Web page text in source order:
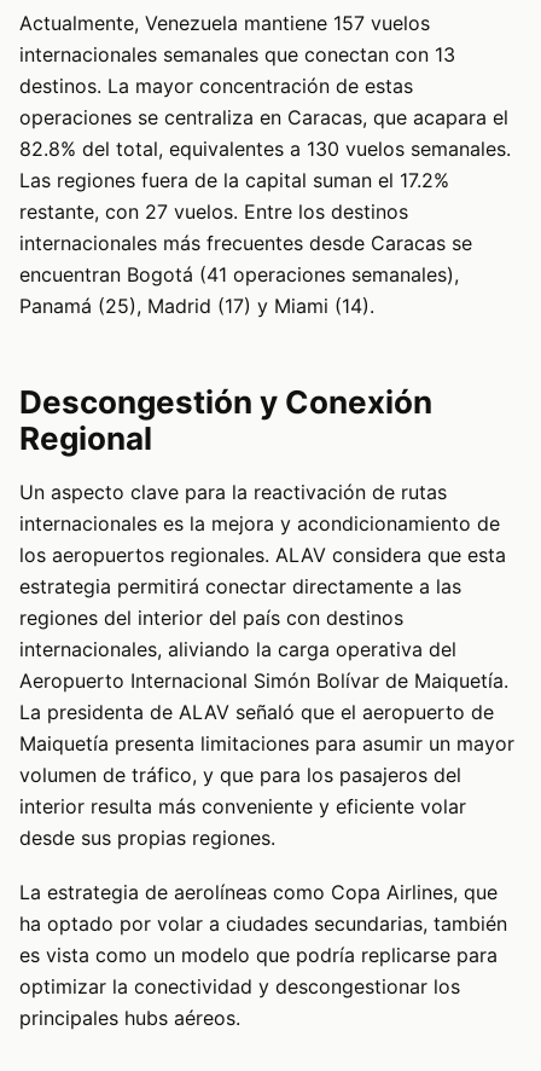
Actualmente, Venezuela mantiene 157 vuelos
internacionales semanales que conectan con 13
destinos. La mayor concentración de estas
operaciones se centraliza en Caracas, que acapara el
82.8% del total, equivalentes a 130 vuelos semanales.
Las regiones fuera de la capital suman el 17.2%
restante, con 27 vuelos. Entre los destinos
internacionales más frecuentes desde Caracas se
encuentran Bogotá (41 operaciones semanales),
Panamá (25), Madrid (17) y Miami (14).
Descongestión y Conexión
Regional
Un aspecto clave para la reactivación de rutas
internacionales es la mejora y acondicionamiento de
los aeropuertos regionales. ALAV considera que esta
estrategia permitirá conectar directamente a las
regiones del interior del país con destinos
internacionales, aliviando la carga operativa del
Aeropuerto Internacional Simón Bolívar de Maiquetía.
La presidenta de ALAV señaló que el aeropuerto de
Maiquetía presenta limitaciones para asumir un mayor
volumen de tráfico, y que para los pasajeros del
interior resulta más conveniente y eficiente volar
desde sus propias regiones.
La estrategia de aerolíneas como Copa Airlines, que
ha optado por volar a ciudades secundarias, también
es vista como un modelo que podría replicarse para
optimizar la conectividad y descongestionar los
principales hubs aéreos.